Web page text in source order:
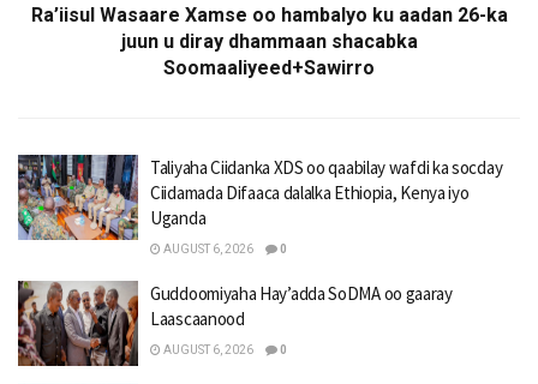
Ra’iisul Wasaare Xamse oo hambalyo ku aadan 26-ka
juun u diray dhammaan shacabka
Soomaaliyeed+Sawirro
Taliyaha Ciidanka XDS oo qaabilay wafdi ka socday
Ciidamada Difaaca dalalka Ethiopia, Kenya iyo
Uganda
AUGUST 6, 2026 0
Guddoomiyaha Hay’adda SoDMA oo gaaray
Laascaanood
AUGUST 6, 2026 0